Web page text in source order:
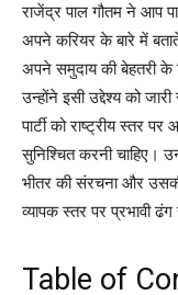
राजेंद्र पाल गौतम ने आप
अपने करियर के बारे में
अपने समुदाय की बेहतरी के
उन्होंने इसी उद्देश्य को
पार्टी को राष्ट्रीय स्तर
सुनिश्चित करनी चाहिए।
भीतर की संरचना और उसकी
व्यापक स्तर पर प्रभावी
Table of